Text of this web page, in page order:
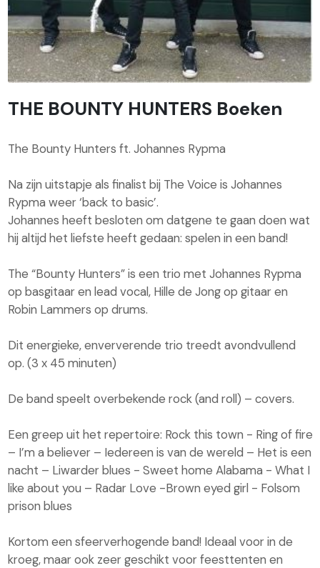
THE BOUNTY HUNTERS Boeken
The Bounty Hunters ft. Johannes Rypma
Na zijn uitstapje als finalist bij The Voice is Johannes
Rypma weer ‘back to basic’.
Johannes heeft besloten om datgene te gaan doen wat
hij altijd het liefste heeft gedaan: spelen in een band!
The “Bounty Hunters” is een trio met Johannes Rypma
op basgitaar en lead vocal, Hille de Jong op gitaar en
Robin Lammers op drums.
Dit energieke, enververende trio treedt avondvullend
op. (3 x 45 minuten)
De band speelt overbekende rock (and roll) – covers.
Een greep uit het repertoire: Rock this town - Ring of fire
– I’m a believer – Iedereen is van de wereld – Het is een
nacht – Liwarder blues - Sweet home Alabama - What I
like about you – Radar Love -Brown eyed girl - Folsom
prison blues
Kortom een sfeerverhogende band! Ideaal voor in de
kroeg, maar ook zeer geschikt voor feesttenten en